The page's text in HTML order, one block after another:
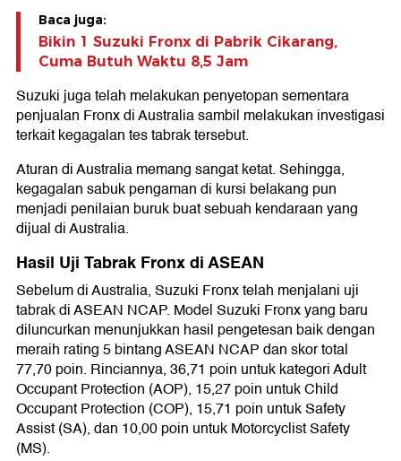
Baca juga:
Bikin 1 Suzuki Fronx di Pabrik Cikarang,
Cuma Butuh Waktu 8,5 Jam
Suzuki juga telah melakukan penyetopan sementara
penjualan Fronx di Australia sambil melakukan investigasi
terkait kegagalan tes tabrak tersebut.
Aturan di Australia memang sangat ketat. Sehingga,
kegagalan sabuk pengaman di kursi belakang pun
menjadi penilaian buruk buat sebuah kendaraan yang
dijual di Australia.
Hasil Uji Tabrak Fronx di ASEAN
Sebelum di Australia, Suzuki Fronx telah menjalani uji
tabrak di ASEAN NCAP. Model Suzuki Fronx yang baru
diluncurkan menunjukkan hasil pengetesan baik dengan
meraih rating 5 bintang ASEAN NCAP dan skor total
77,70 poin. Rinciannya, 36,71 poin untuk kategori Adult
Occupant Protection (AOP), 15,27 poin untuk Child
Occupant Protection (COP), 15,71 poin untuk Safety
Assist (SA), dan 10,00 poin untuk Motorcyclist Safety
(MS).